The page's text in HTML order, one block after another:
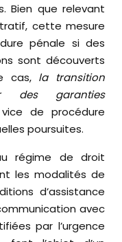
Bien que relevant
cette mesure
pénale si des
sont découverts
cas, la transition
des garanties
de procédure
poursuites.
régime de droit
les modalités de
d’assistance
avec
par l’urgence